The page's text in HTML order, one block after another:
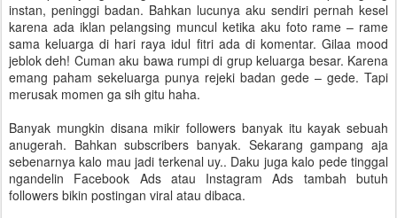
instan, peninggi badan. Bahkan lucunya aku sendiri pernah kesel
karena ada iklan pelangsing muncul ketika aku foto rame – rame
sama keluarga di hari raya idul fitri ada di komentar. Gilaa mood
jeblok deh! Cuman aku bawa rumpi di grup keluarga besar. Karena
emang paham sekeluarga punya rejeki badan gede – gede. Tapi
merusak momen ga sih gitu haha.
Banyak mungkin disana mikir followers banyak itu kayak sebuah
anugerah. Bahkan subscribers banyak. Sekarang gampang aja
sebenarnya kalo mau jadi terkenal uy.. Daku juga kalo pede tinggal
ngandelin Facebook Ads atau Instagram Ads tambah butuh
followers bikin postingan viral atau dibaca.